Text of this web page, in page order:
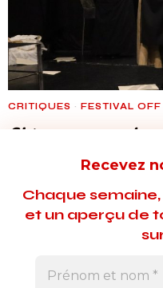
CRITIQUES · FESTIVAL
Si tu veux que je
de Lucie Dreyfus
Le metteur en scène Éric
beauté autour de l’Affaire
couple, ce spectacle offre
drame qui marqua l’entrée
27 février 2026
Recevez
Chaque
et un aperçu de